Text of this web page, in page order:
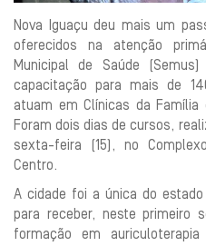
Nova Iguaçu deu mais um
oferecidos na atenção
Municipal de Saúde
capacitação para mais de
atuam em Clínicas da Família
Foram dois dias de cursos,
sexta-feira (15), no
Centro.
A cidade foi a única do estado
para receber, neste primeiro
formação em auriculoterapia